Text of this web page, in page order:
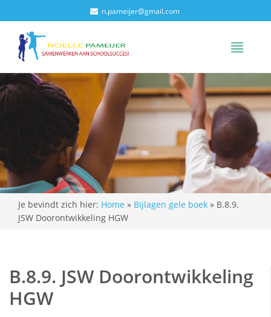
n.pameijer@gmail.com
Je bevindt zich hier: Home » Bijlagen gele boek » B.8.9.
JSW Doorontwikkeling HGW
B.8.9. JSW Doorontwikkeling
HGW